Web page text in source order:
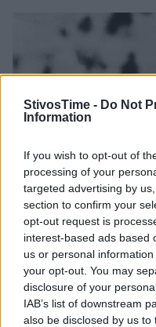
StivosTime - Do Not
Information
If you wish to opt-out of
processing of your
targeted advertising by
section to confirm your
opt-out request is
interest-based ads based
us or personal
your opt-out. You may
disclosure of your
IAB’s list of downstream
also be disclosed by us to